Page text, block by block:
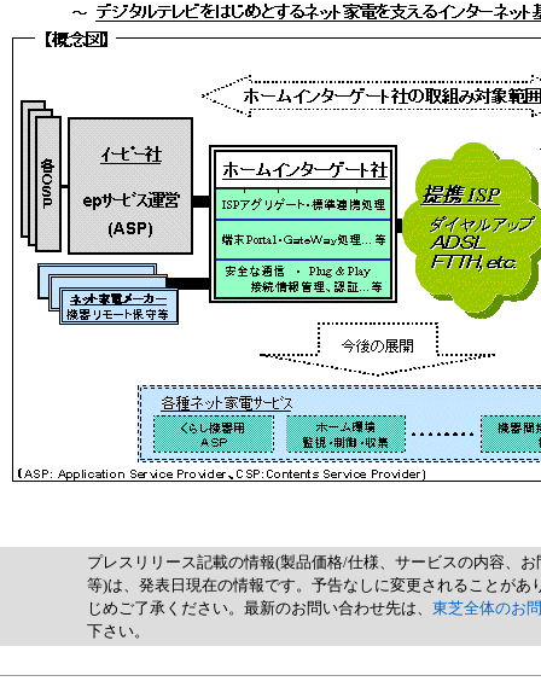
プレスリリース記載の情報(製品価格/仕様、サービスの内容、
等)は、発表日現在の情報です。予告なしに変更されることがあ
じめご了承ください。最新のお問い合わせ先は、 東芝全体のお
下さい。